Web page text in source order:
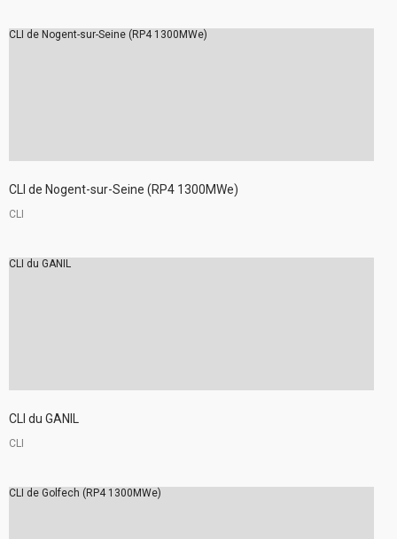
CLI de Nogent-sur-Seine (RP4 1300MWe)
CLI de Nogent-sur-Seine (RP4 1300MWe)
CLI
CLI du GANIL
CLI du GANIL
CLI
CLI de Golfech (RP4 1300MWe)